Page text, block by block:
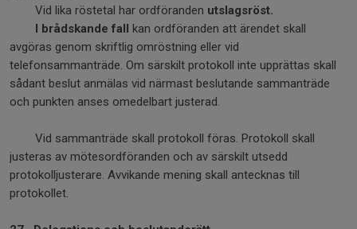
Vid lika röstetal har ordföranden utslagsröst.
I brådskande fall kan ordföranden att ärendet skall
avgöras genom skriftlig omröstning eller vid
telefonsammanträde. Om särskilt protokoll inte upprättas skall
sådant beslut anmälas vid närmast beslutande sammanträde
och punkten anses omedelbart justerad.
Vid sammanträde skall protokoll föras. Protokoll skall
justeras av mötesordföranden och av särskilt utsedd
protokolljusterare. Avvikande mening skall antecknas till
protokollet.